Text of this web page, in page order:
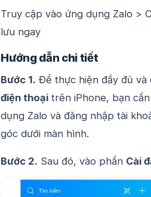
Truy cập vào ứng dụng Zalo >
lưu ngay
Hướng dẫn chi tiết
Bước 1. Để thực hiện đầy đủ và
điện thoại trên iPhone, bạn
dụng Zalo và đăng nhập tài
góc dưới màn hình.
Bước 2. Sau đó, vào phần Cài